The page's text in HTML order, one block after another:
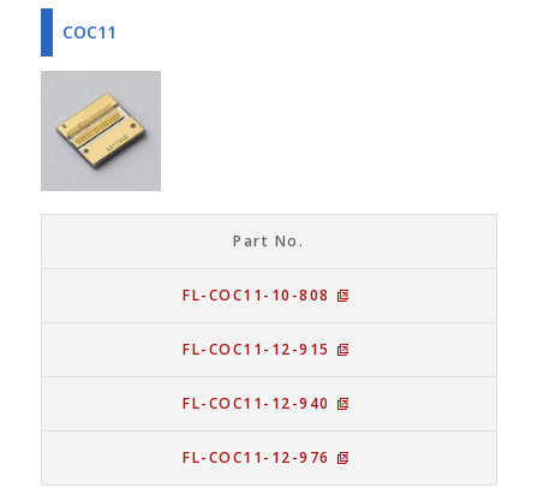
COC11
Part No.
FL-COC11-10-808
FL-COC11-12-915
FL-COC11-12-940
FL-COC11-12-976